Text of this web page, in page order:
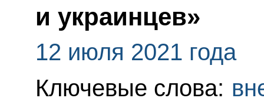
и украинцев»
12 июля 2021 года
Ключевые слова: